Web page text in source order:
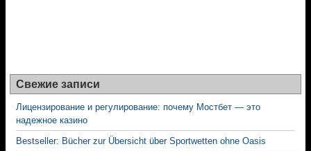
Свежие записи
Лицензирование и регулирование: почему Мостбет — это
надежное казино
Bestseller: Bücher zur Übersicht über Sportwetten ohne Oasis